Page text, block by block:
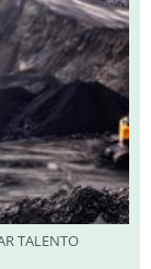
TALENTO